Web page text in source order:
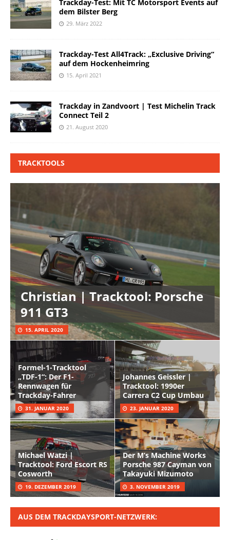
Trackday-Test: Mit TC Motorsport Events auf
dem Bilster Berg
29. März 2022
Trackday-Test All4Track: „Exclusive Driving“
auf dem Hockenheimring
15. April 2021
Trackday in Zandvoort | Test Michelin Track
Connect Teil 2
21. August 2020
TRACKTOOLS
Christian | Tracktool: Porsche
911 GT3
15. APRIL 2020
Formel-1-Tracktool
„TDF-1“: Der F1-
Rennwagen für
Trackday-Fahrer
31. JANUAR 2020
Johannes Geissler |
Tracktool: 1990er
Carrera C2 Cup Umbau
23. JANUAR 2020
Michael Watzi |
Tracktool: Ford Escort RS
Cosworth
19. DEZEMBER 2019
Der M’s Machine Works
Porsche 987 Cayman von
Takayuki Mizumoto
3. NOVEMBER 2019
AUS DEM TRACKDAYSPORT-NETZWERK: